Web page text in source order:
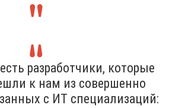
разработчики, которые
к нам из совершенно
с ИТ специализаций: